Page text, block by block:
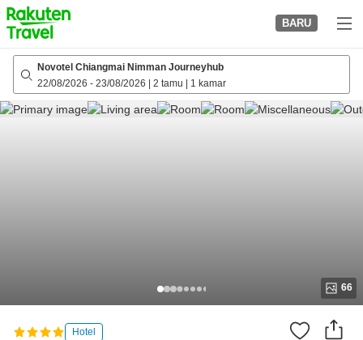
to
top
page
BARU
Novotel Chiangmai Nimman Journeyhub
22/08/2026 - 23/08/2026 2 tamu 1 kamar
66
Hotel